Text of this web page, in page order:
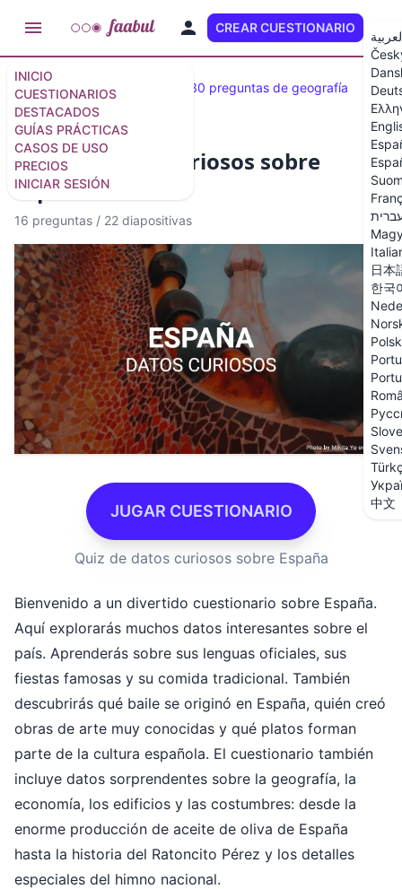
INICIO
CUESTIONARIOS
DESTACADOS
GUÍAS PRÁCTICAS
CASOS DE USO
PRECIOS
INICIAR SESIÓN
CREAR CUESTIONARIO
日本
한국
中文
Cuestionarios destacados 30 preguntas de geografía
Quiz de datos curiosos sobre
España
16 preguntas / 22 diapositivas
JUGAR CUESTIONARIO
Quiz de datos curiosos sobre España
Bienvenido a un divertido cuestionario sobre España.
Aquí explorarás muchos datos interesantes sobre el
país. Aprenderás sobre sus lenguas oficiales, sus
fiestas famosas y su comida tradicional. También
descubrirás qué baile se originó en España, quién creó
obras de arte muy conocidas y qué platos forman
parte de la cultura española. El cuestionario también
incluye datos sorprendentes sobre la geografía, la
economía, los edificios y las costumbres: desde la
enorme producción de aceite de oliva de España
hasta la historia del Ratoncito Pérez y los detalles
especiales del himno nacional.